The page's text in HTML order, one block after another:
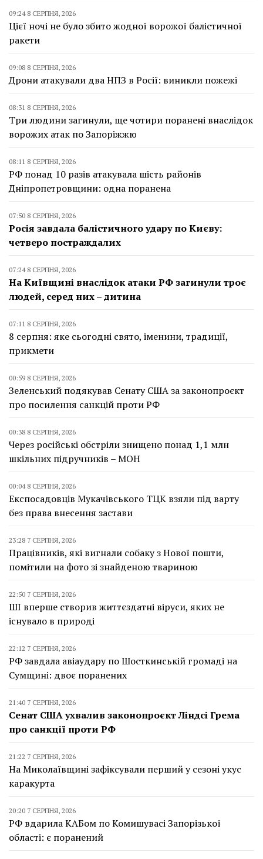
09:24 8 СЕРПНЯ, 2026
Цієї ночі не було збито жодної ворожої балістичної
ракети
09:08 8 СЕРПНЯ, 2026
Дрони атакували два НПЗ в Росії: виникли пожежі
08:31 8 СЕРПНЯ, 2026
Три людини загинули, ще чотири поранені внаслідок
ворожих атак по Запоріжжю
08:11 8 СЕРПНЯ, 2026
РФ понад 10 разів атакувала шість районів
Дніпропетровщини: одна поранена
07:50 8 СЕРПНЯ, 2026
Росія завдала балістичного удару по Києву:
четверо постраждалих
07:24 8 СЕРПНЯ, 2026
На Київщині внаслідок атаки РФ загинули троє
людей, серед них – дитина
07:11 8 СЕРПНЯ, 2026
8 серпня: яке сьогодні свято, іменини, традиції,
прикмети
00:59 8 СЕРПНЯ, 2026
Зеленський подякував Сенату США за законопроєкт
про посилення санкцій проти РФ
00:38 8 СЕРПНЯ, 2026
Через російські обстріли знищено понад 1,1 млн
шкільних підручників – МОН
00:04 8 СЕРПНЯ, 2026
Експосадовців Мукачівського ТЦК взяли під варту
без права внесення застави
23:28 7 СЕРПНЯ, 2026
Працівників, які вигнали собаку з Нової пошти,
помітили на фото зі знайденою твариною
22:50 7 СЕРПНЯ, 2026
ШІ вперше створив життєздатні віруси, яких не
існувало в природі
22:12 7 СЕРПНЯ, 2026
РФ завдала авіаудару по Шосткинській громаді на
Сумщині: двоє поранених
21:40 7 СЕРПНЯ, 2026
Сенат США ухвалив законопроєкт Ліндсі Грема
про санкції проти РФ
21:22 7 СЕРПНЯ, 2026
На Миколаївщині зафіксували перший у сезоні укус
каракурта
20:20 7 СЕРПНЯ, 2026
РФ вдарила КАБом по Комишувасі Запорізької
області: є поранений